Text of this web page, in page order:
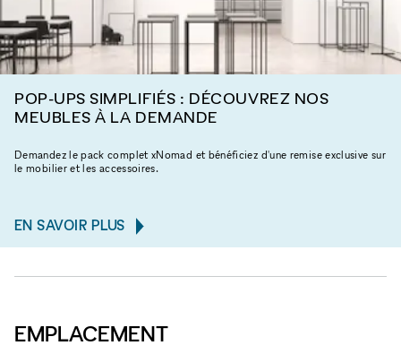
POP-UPS SIMPLIFIÉS : DÉCOUVREZ NOS
MEUBLES À LA DEMANDE
Demandez le pack complet xNomad et bénéficiez d'une remise exclusive sur
le mobilier et les accessoires.
EN SAVOIR PLUS
EMPLACEMENT